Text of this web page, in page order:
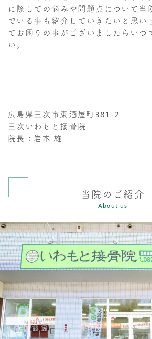
に際しての悩みや問題点について当
でいる事も紹介していきたいと思い
てお困りの事がございましたらいつ
い。
広島県三次市東酒屋町381-2
三次いわもと接骨院
院長：岩本 雄
当院のご紹介
About us